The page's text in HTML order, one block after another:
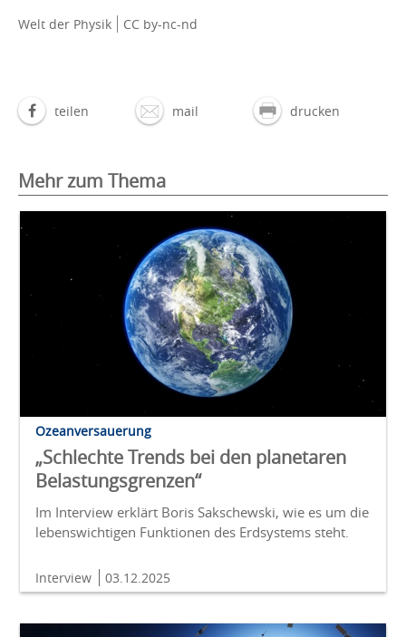
Welt der Physik CC by-nc-nd
teilen mail drucken
Mehr zum Thema
Ozeanversauerung
„Schlechte Trends bei den planetaren
Belastungsgrenzen“
Im Interview erklärt Boris Sakschewski, wie es um die
lebenswichtigen Funktionen des Erdsystems steht.
Interview 03.12.2025